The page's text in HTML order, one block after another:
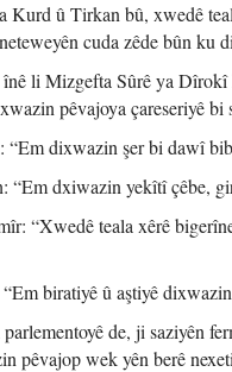
Kurd û Tirkan bû, xwedê
cuda zêde bûn ku
li Mizgefta Sûrê ya
pêvajoya çareseriyê
dixwazin şer bi dawî
“Em dxiwazin yekîtî çêbe,
“Xwedê teala xêrê
biratiyê û aştiyê
de, ji saziyên
pêvajop wek yên berê